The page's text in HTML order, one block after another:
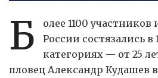
Б
олее 1100
России состязались в
категориях — от 25
пловец Александр Кудашев